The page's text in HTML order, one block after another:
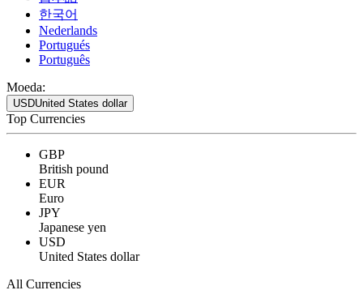
한국어
Nederlands
Portugués
Português
Moeda:
USDUnited States dollar
Top Currencies
GBP
British pound
EUR
Euro
JPY
Japanese yen
USD
United States dollar
All Currencies